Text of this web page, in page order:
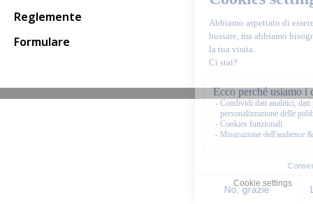
Reglemente
Formulare